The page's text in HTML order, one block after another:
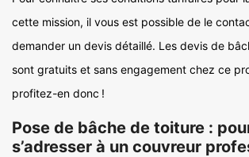
cette mission, il vous est possible de le
demander un devis détaillé. Les devis de
sont gratuits et sans engagement chez ce
profitez-en donc !
Pose de bâche de toiture :
s’adresser à un couvreur